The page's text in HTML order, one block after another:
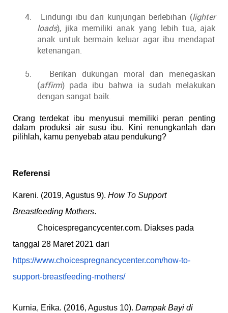
4. Lindungi ibu dari kunjungan berlebihan (lighter
loads), jika memiliki anak yang lebih tua, ajak
anak untuk bermain keluar agar ibu mendapat
ketenangan.
5.
Berikan dukungan moral dan menegaskan
(affirm) pada ibu bahwa ia sudah melakukan
dengan sangat baik.
Orang terdekat ibu menyusui memiliki peran penting
dalam produksi air susu ibu. Kini renungkanlah dan
pilihlah, kamu penyebab atau pendukung?
Referensi
Kareni. (2019, Agustus 9). How To Support
Breastfeeding Mothers.
Choicespregancycenter.com. Diakses pada
tanggal 28 Maret 2021 dari
https://www.choicespregnancycenter.com/how-to-
support-breastfeeding-mothers/
Kurnia, Erika. (2016, Agustus 10). Dampak Bayi di